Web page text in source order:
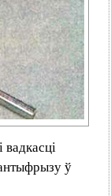
антыфрызу ў